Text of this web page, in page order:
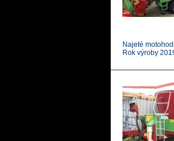
Najeté
Rok výroby